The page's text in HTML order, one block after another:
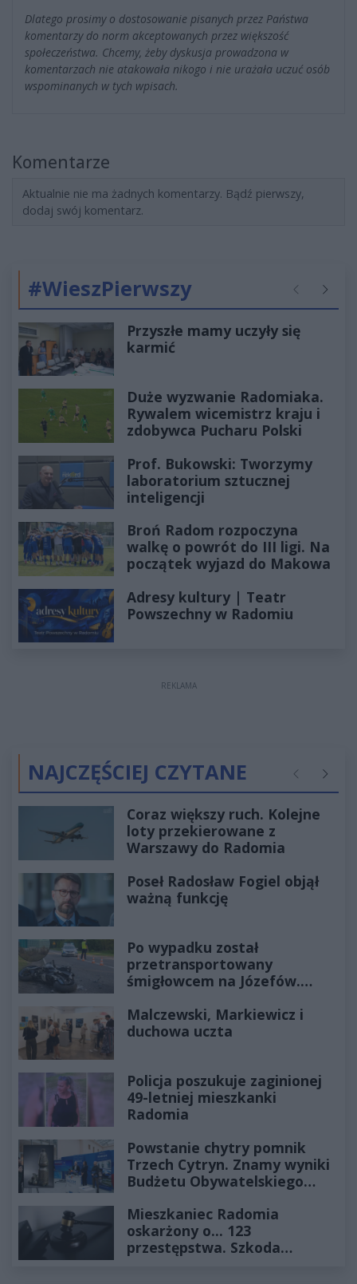
Dlatego prosimy o dostosowanie pisanych przez Państwa
komentarzy do norm akceptowanych przez większość
społeczeństwa. Chcemy, żeby dyskusja prowadzona w
komentarzach nie atakowała nikogo i nie urażała uczuć osób
wspominanych w tych wpisach.
Komentarze
Aktualnie nie ma żadnych komentarzy. Bądź pierwszy,
dodaj swój komentarz.
#WieszPierwszy Poprzednie
Przyszłe mamy uczyły się
karmić
Duże wyzwanie Radomiaka.
Rywalem wicemistrz kraju i
zdobywca Pucharu Polski
Prof. Bukowski: Tworzymy
laboratorium sztucznej
inteligencji
Broń Radom rozpoczyna
walkę o powrót do III ligi. Na
początek wyjazd do Makowa
Adresy kultury | Teatr
Powszechny w Radomiu
REKLAMA
NAJCZĘŚCIEJ CZYTANE Poprzednie
Coraz większy ruch. Kolejne
loty przekierowane z
Warszawy do Radomia
Poseł Radosław Fogiel objął
ważną funkcję
Po wypadku został
przetransportowany
śmigłowcem na Józefów.
Malczewski, Markiewicz i
duchowa uczta
Policja poszukuje zaginionej
49-letniej mieszkanki
Radomia
Powstanie chytry pomnik
Trzech Cytryn. Znamy wyniki
Budżetu Obywatelskiego
Mieszkaniec Radomia
oskarżony o... 123
przestępstwa. Szkoda